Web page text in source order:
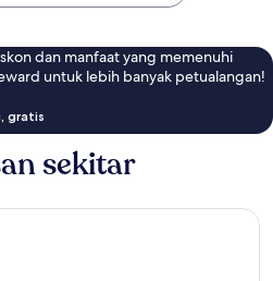
dan manfaat yang memenuhi
untuk lebih banyak petualangan!
gratis
sekitar